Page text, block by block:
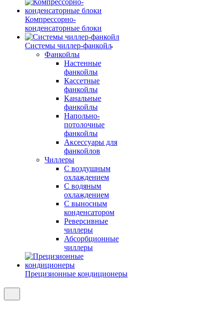
Компрессорно-
конденсаторные блоки
Системы чиллер-фанкойл
Фанкойлы
Настенные
фанкойлы
Кассетные
фанкойлы
Канальные
фанкойлы
Напольно-
потолочные
фанкойлы
Аксессуары для
фанкойлов
Чиллеры
С воздушным
охлаждением
С водяным
охлаждением
С выносным
конденсатором
Реверсивные
чиллеры
Абсорбционные
чиллеры
Прецизионные кондиционеры